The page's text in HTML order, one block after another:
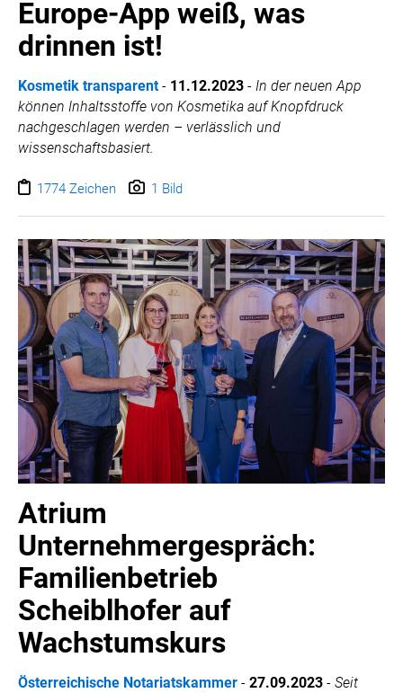
Europe-App weiß, was
drinnen ist!
Kosmetik transparent- 11.12.2023 - In der neuen App
können Inhaltsstoffe von Kosmetika auf Knopfdruck
nachgeschlagen werden – verlässlich und
wissenschaftsbasiert.
1774 Zeichen 1 Bild
Atrium
Unternehmergespräch:
Familienbetrieb
Scheiblhofer auf
Wachstumskurs
Österreichische Notariatskammer - 27.09.2023 - Seit